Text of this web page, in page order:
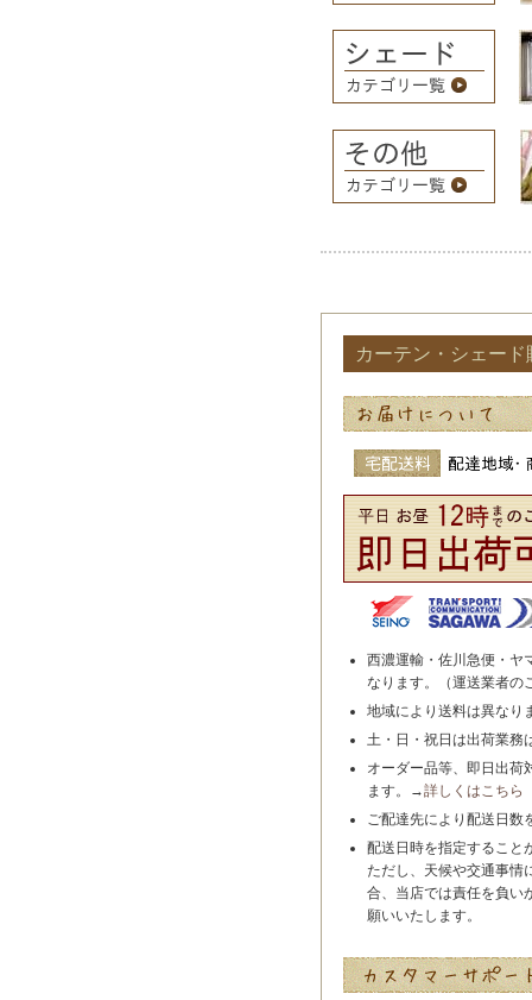
カーテン・シェー
西濃運輸・佐川急便・ヤ
なります。（運送業者の
地域により送料は異なり
土・日・祝日は出荷業務
オーダー品等、即日出荷
ます。→詳しくはこちら
ご配達先により配送日数
配送日時を指定すること
ただし、天候や交通事情
合、当店では責任を負い
願いいたします。